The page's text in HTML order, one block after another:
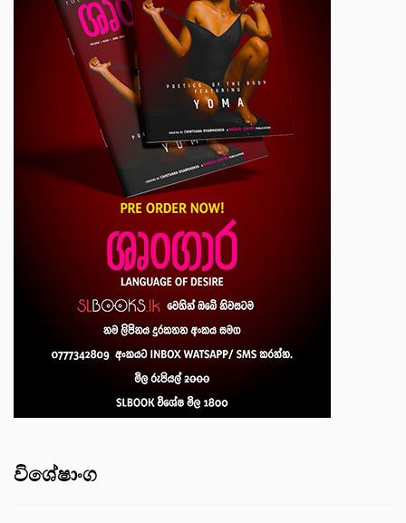
විශේෂාංග